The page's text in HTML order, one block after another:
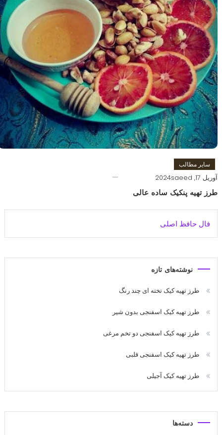
سایر مطالب
آوریل 17, 2024 saeed
طرز تهیه پنکیک ساده عالی
فال حافظ اصلی
نوشته‌های تازه
طرز تهیه کیک تخته ای چند رنگ
طرز تهیه کیک اسفنجی بدون شیر
طرز تهیه کیک اسفنجی دو تخم مرغی
طرز تهیه کیک اسفنجی قلبی
طرز تهیه کیک آجیلی
دسته‌ها